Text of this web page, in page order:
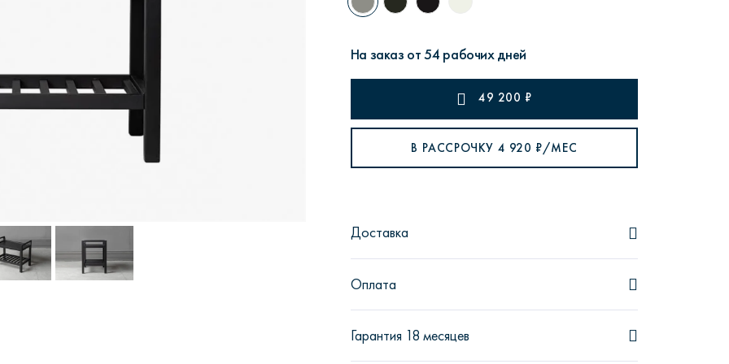
Сити Аптаун
Тауэр Бэйсик
На заказ от 54 рабочих дней
49 200 ₽
В РАССРОЧКУ 4 920 ₽/МЕС
Доставка
Оплата
Гарантия 18 месяцев